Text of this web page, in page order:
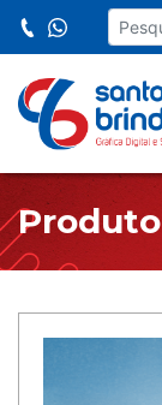
Produto